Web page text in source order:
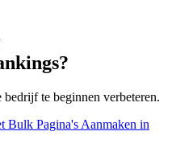
te beginnen verbeteren.
Bulk Pagina's Aanmaken in